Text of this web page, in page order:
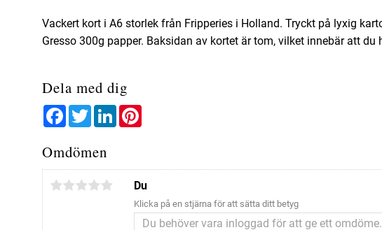
Vackert kort i A6 storlek från Fripperies i Holland. Tryckt på lyxig
Gresso 300g papper. Baksidan av kortet är tom, vilket innebär att
Dela med dig
FacebookTwitterLinkedIn
Omdömen
Du
Klicka på en stjärna för att sätta ditt betyg